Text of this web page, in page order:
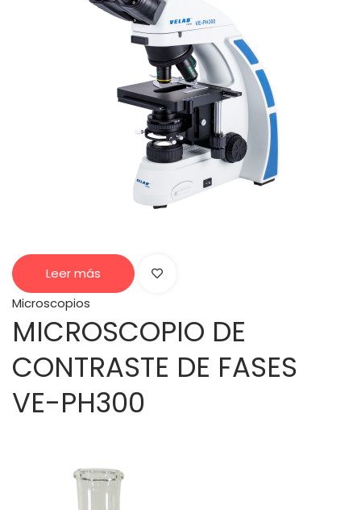
Leer más
Microscopios
MICROSCOPIO DE
CONTRASTE DE FASES
VE-PH300